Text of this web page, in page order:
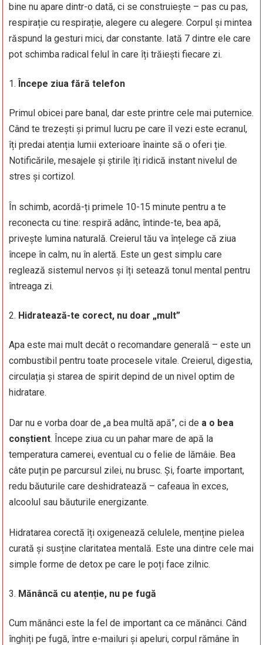
bine nu apare dintr-o dată, ci se construiește – pas cu pas,
respirație cu respirație, alegere cu alegere. Corpul și mintea
răspund la gesturi mici, dar constante. Iată 7 dintre ele care
pot schimba radical felul în care îți trăiești fiecare zi.
Începe ziua fără telefon
Primul obicei pare banal, dar este printre cele mai puternice.
Când te trezești și primul lucru pe care îl vezi este ecranul,
îți predai atenția lumii exterioare înainte să o oferi ție.
Notificările, mesajele și știrile îți ridică instant nivelul de
stres și cortizol.
În schimb, acordă-ți primele 10-15 minute pentru a te
reconecta cu tine: respiră adânc, întinde-te, bea apă,
privește lumina naturală. Creierul tău va înțelege că ziua
începe în calm, nu în alertă. Este un gest simplu care
reglează sistemul nervos și îți setează tonul mental pentru
întreaga zi.
Hidratează-te corect, nu doar „mult”
Apa este mai mult decât o recomandare generală – este un
combustibil pentru toate procesele vitale. Creierul, digestia,
circulația și starea de spirit depind de un nivel optim de
hidratare.
Dar nu e vorba doar de „a bea multă apă”, ci de a o bea
conștient. Începe ziua cu un pahar mare de apă la
temperatura camerei, eventual cu o felie de lămâie. Bea
câte puțin pe parcursul zilei, nu brusc. Și, foarte important,
redu băuturile care deshidratează – cafeaua în exces,
alcoolul sau băuturile energizante.
Hidratarea corectă îți oxigenează celulele, menține pielea
curată și susține claritatea mentală. Este una dintre cele mai
simple forme de detox pe care le poți face zilnic.
Mănâncă cu atenție, nu pe fugă
Cum mănânci este la fel de important ca ce mănânci. Când
înghiți pe fugă, între e-mailuri și apeluri, corpul rămâne în